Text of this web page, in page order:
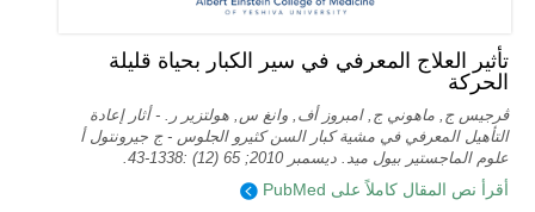
تأثير العلاج المعرفي في سير الكبار بحياة قليلة
الحركة
ڤرجيس ج, ماهوني ج, امبروز أف, وانغ س, هولتزير ر. - أثار إعادة
التأهيل المعرفي في مشية كبار السن كثيرو الجلوس - ج جيرونتول أ
علوم الماجستير بيول ميد. ديسمبر 2010; 65 (12) :1338-43.
أقرأ نص المقال كاملاً على PubMed